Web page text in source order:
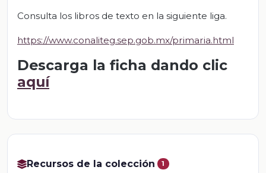
Consulta los libros de texto en la siguiente liga.
https://www.conaliteg.sep.gob.mx/primaria.html
Descarga la ficha dando clic
aquí
Recursos de la colección 1